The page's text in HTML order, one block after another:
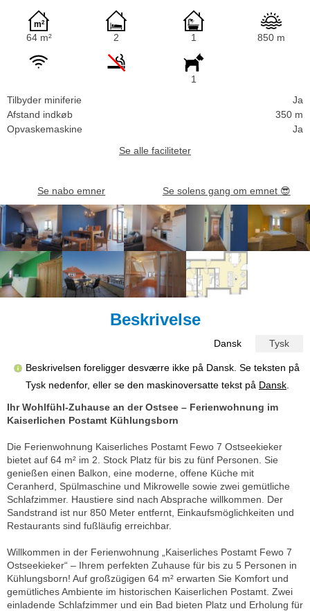
64 m² 2 1 850 m
1
Tilbyder miniferie
Ja
Afstand indkøb
350 m
Opvaskemaskine
Ja
Se alle faciliteter
Se nabo emner Se solens gang om emnet 😎
Beskrivelse
Dansk Tysk
Beskrivelsen foreligger desværre ikke på Dansk. Se teksten på
Tysk nedenfor, eller se den maskinoversatte tekst på Dansk
Ihr Wohlfühl-Zuhause an der Ostsee – Ferienwohnung im
Kaiserlichen Postamt Kühlungsborn
Die Ferienwohnung Kaiserliches Postamt Fewo 7 Ostseekieker
bietet auf 64 m² im 2. Stock Platz für bis zu fünf Personen. Sie
genießen einen Balkon, eine moderne, offene Küche mit
Ceranherd, Spülmaschine und Mikrowelle sowie zwei gemütliche
Schlafzimmer. Haustiere sind nach Absprache willkommen. Der
Sandstrand ist nur 850 Meter entfernt, Einkaufsmöglichkeiten und
Restaurants sind fußläufig erreichbar.
Willkommen in der Ferienwohnung „Kaiserliches Postamt Fewo 7
Ostseekieker“ – Ihrem perfekten Zuhause für bis zu 5 Personen in
Kühlungsborn! Auf großzügigen 64 m² erwarten Sie Komfort und
gemütliches Ambiente im historischen Kaiserlichen Postamt. Zwei
einladende Schlafzimmer und ein Bad bieten Platz und Erholung für